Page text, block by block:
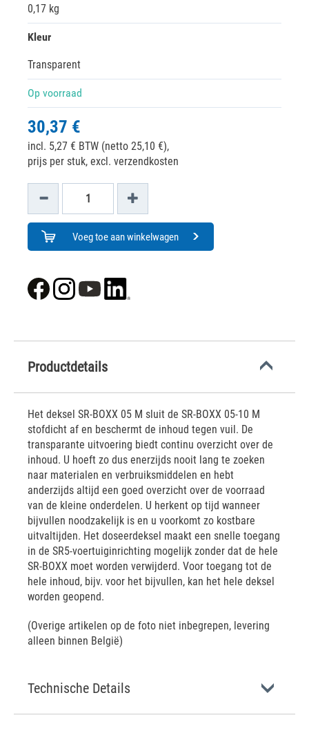
0,17 kg
Kleur
Transparent
Op voorraad
30,37 €
incl. 5,27 € BTW (netto 25,10 €),
prijs per stuk, excl. verzendkosten
Voeg toe aan winkelwagen
Productdetails
Het deksel SR-BOXX 05 M sluit de SR-BOXX 05-10 M
stofdicht af en beschermt de inhoud tegen vuil. De
transparante uitvoering biedt continu overzicht over de
inhoud. U hoeft zo dus enerzijds nooit lang te zoeken
naar materialen en verbruiksmiddelen en hebt
anderzijds altijd een goed overzicht over de voorraad
van de kleine onderdelen. U herkent op tijd wanneer
bijvullen noodzakelijk is en u voorkomt zo kostbare
uitvaltijden. Het doseerdeksel maakt een snelle toegang
in de SR5-voertuiginrichting mogelijk zonder dat de hele
SR-BOXX moet worden verwijderd. Voor toegang tot de
hele inhoud, bijv. voor het bijvullen, kan het hele deksel
worden geopend.
(Overige artikelen op de foto niet inbegrepen, levering
alleen binnen België)
Technische Details